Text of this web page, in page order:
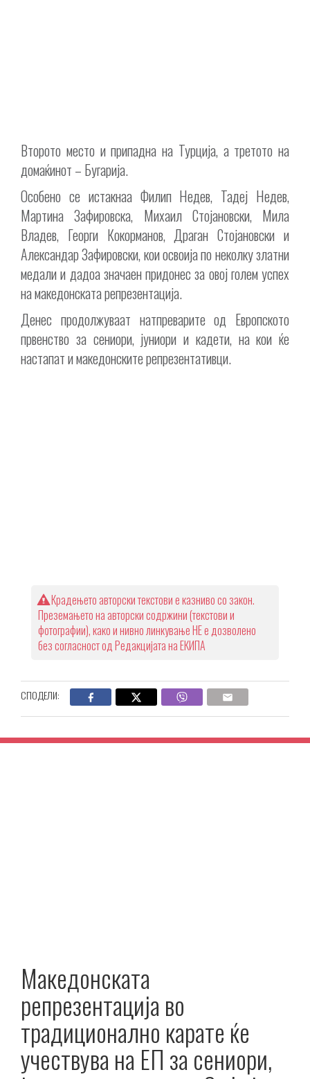
Второто место и припадна на Турција, а третото на
домаќинот – Бугарија.
Особено се истакнаа Филип Недев, Тадеј Недев,
Мартина Зафировска, Михаил Стојановски, Мила
Владев, Георги Кокорманов, Драган Стојановски и
Александар Зафировски, кои освоија по неколку златни
медали и дадоа значаен придонес за овој голем успех
на македонската репрезентација.
Денес продолжуваат натпреварите од Европското
првенство за сениори, јуниори и кадети, на кои ќе
настапат и македонските репрезентативци.
Крадењето авторски текстови е казниво со закон.
Преземањето на авторски содржини (текстови и
фотографии), како и нивно линкување НЕ е дозволено
без согласност од Редакцијата на ЕКИПА
СПОДЕЛИ:
Македонската
репрезентација во
традиционално карате ќе
учествува на ЕП за сениори,